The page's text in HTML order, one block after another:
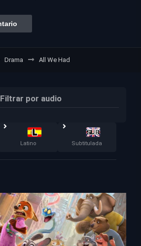
Drama All We Had
Filtrar por audio
Latino Subtitulada